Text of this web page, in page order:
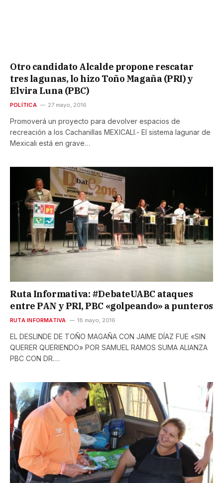
Otro candidato Alcalde propone rescatar
tres lagunas, lo hizo Toño Magaña (PRI) y
Elvira Luna (PBC)
POLÍTICA 27 mayo, 2016
Promoverá un proyecto para devolver espacios de
recreación a los Cachanillas MEXICALI.- El sistema lagunar de
Mexicali está en grave…
Ruta Informativa: #DebateUABC ataques
entre PAN y PRI, PBC «golpeando» a punteros
RUTA INFORMATIVA 18 mayo, 2016
EL DESLINDE DE TOÑO MAGAÑA CON JAIME DÍAZ FUE «SIN
QUERER QUERIENDO» POR SAMUEL RAMOS SUMA ALIANZA
PBC CON DR.…